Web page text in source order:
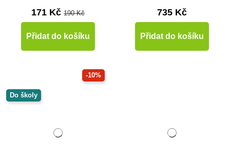
171 Kč 190 Kč
Přidat do košíku
735 Kč
Přidat do košíku
-10%
Do školy